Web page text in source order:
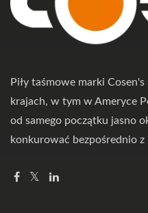
Piły taśmowe marki
krajach, w tym w Ameryce
od samego początku jasno
konkurować bezpośrednio z